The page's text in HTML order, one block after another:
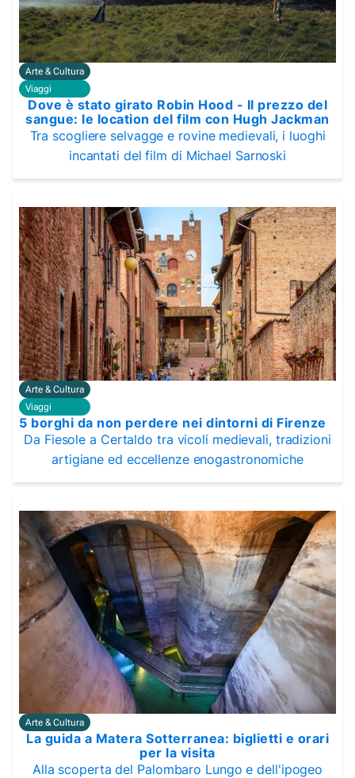
Arte & Cultura
Viaggi
Dove è stato girato Robin Hood - Il prezzo del
sangue: le location del film con Hugh Jackman
Tra scogliere selvagge e rovine medievali, i luoghi
incantati del film di Michael Sarnoski
Arte & Cultura
Viaggi
5 borghi da non perdere nei dintorni di Firenze
Da Fiesole a Certaldo tra vicoli medievali, tradizioni
artigiane ed eccellenze enogastronomiche
Arte & Cultura
La guida a Matera Sotterranea: biglietti e orari
per la visita
Alla scoperta del Palombaro Lungo e dell'ipogeo